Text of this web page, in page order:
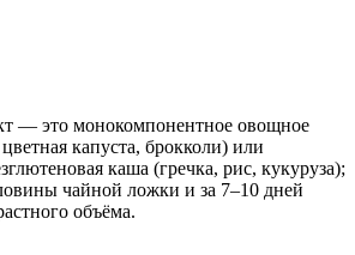
— это монокомпонентное овощное
капуста, брокколи) или
каша (гречка, рис, кукуруза);
чайной ложки и за 7–10 дней
объёма.